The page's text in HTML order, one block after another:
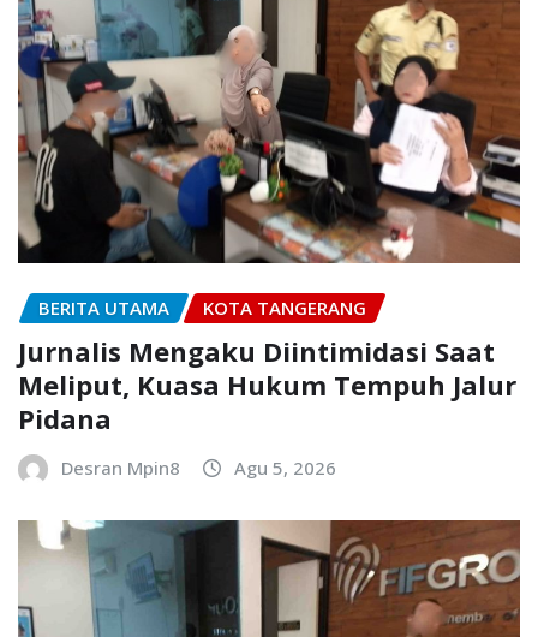
BERITA UTAMA KOTA TANGERANG
Jurnalis Mengaku Diintimidasi Saat
Meliput, Kuasa Hukum Tempuh Jalur
Pidana
Desran Mpin8 Agu 5, 2026